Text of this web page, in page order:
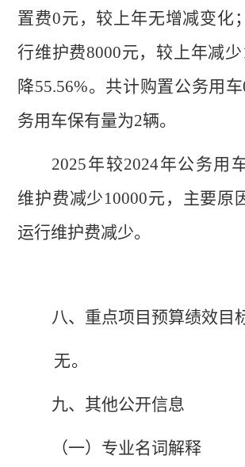
置费0元，较上年无增减变化
行维护费8000元，较上年减少
降55.56%。共计购置公务用车
务用车保有量为2辆。
2025年较2024年公务用
维护费减少10000元，主要原
运行维护费减少。
八、重点项目预算绩效目
无。
九、其他公开信息
（一）专业名词解释